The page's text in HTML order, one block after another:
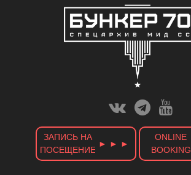
ВконтактеТелеграм
Ютуб
Канал
ЗАПИСЬ НА
ПОСЕЩЕНИЕ
► ► ►
ONLINE
BOOKING